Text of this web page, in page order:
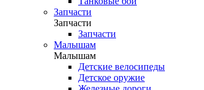
Запчасти
Запчасти
Запчасти
Малышам
Малышам
Детские велосипеды
Детское оружие